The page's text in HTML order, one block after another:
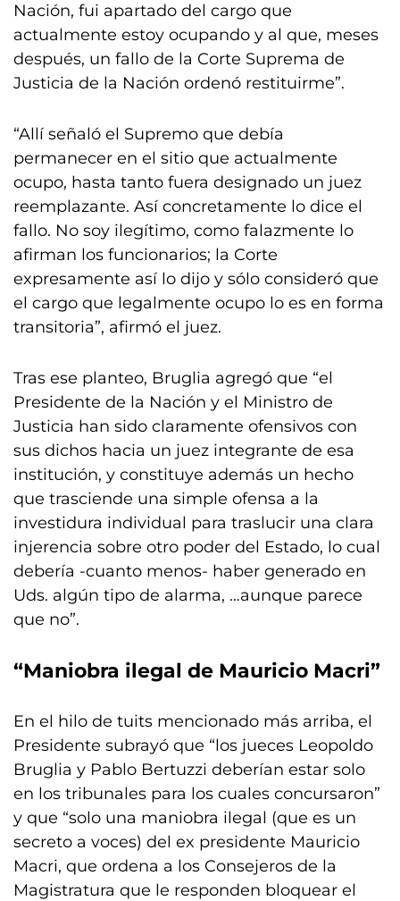
Nación, fui apartado del cargo que
actualmente estoy ocupando y al que, meses
después, un fallo de la Corte Suprema de
Justicia de la Nación ordenó restituirme”.
“Allí señaló el Supremo que debía
permanecer en el sitio que actualmente
ocupo, hasta tanto fuera designado un juez
reemplazante. Así concretamente lo dice el
fallo. No soy ilegítimo, como falazmente lo
afirman los funcionarios; la Corte
expresamente así lo dijo y sólo consideró que
el cargo que legalmente ocupo lo es en forma
transitoria”, afirmó el juez.
Tras ese planteo, Bruglia agregó que “el
Presidente de la Nación y el Ministro de
Justicia han sido claramente ofensivos con
sus dichos hacia un juez integrante de esa
institución, y constituye además un hecho
que trasciende una simple ofensa a la
investidura individual para traslucir una clara
injerencia sobre otro poder del Estado, lo cual
debería -cuanto menos- haber generado en
Uds. algún tipo de alarma, …aunque parece
que no”.
“Maniobra ilegal de Mauricio Macri”
En el hilo de tuits mencionado más arriba, el
Presidente subrayó que “los jueces Leopoldo
Bruglia y Pablo Bertuzzi deberían estar solo
en los tribunales para los cuales concursaron”
y que “solo una maniobra ilegal (que es un
secreto a voces) del ex presidente Mauricio
Macri, que ordena a los Consejeros de la
Magistratura que le responden bloquear el